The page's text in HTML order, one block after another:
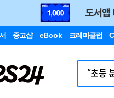
중고샵 eBook 크레마클럽